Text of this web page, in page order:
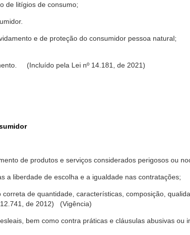
de litígios de consumo;
e de proteção do consumidor pessoa natural;
(Incluído pela Lei nº 14.181, de 2021)
de produtos e serviços considerados perigosos ou
a liberdade de escolha e a igualdade nas contratações;
de quantidade, características, composição,
de 2012) (Vigência)
bem como contra práticas e cláusulas abusivas ou